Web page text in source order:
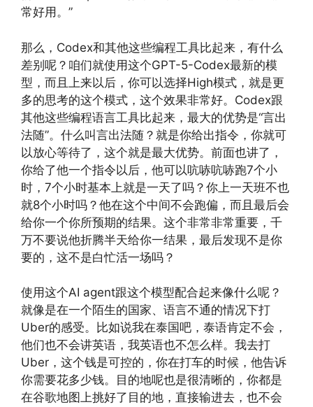
常好用。”
那么，Codex和其他这些编程工具比起来，有什么
差别呢？咱们就使用这个GPT-5-Codex最新的模
型，而且上来以后，你可以选择High模式，就是更
多的思考的这个模式，这个效果非常好。Codex跟
其他这些编程语言工具比起来，最大的优势是“言出
法随”。什么叫言出法随？就是你给出指令，你就可
以放心等待了，这个就是最大优势。前面也讲了，
你给了他一个指令以后，他可以吭哧吭哧跑7个小
时，7个小时基本上就是一天了吗？你上一天班不也
就8个小时吗？他在这个中间不会跑偏，而且最后会
给你一个你所预期的结果。这个非常非常重要，千
万不要说他折腾半天给你一结果，最后发现不是你
要的，这不是白忙活一场吗？
使用这个AI agent跟这个模型配合起来像什么呢？
就像是在一个陌生的国家、语言不通的情况下打
Uber的感受。比如说我在泰国吧，泰语肯定不会，
他们也不会讲英语，我英语也不怎么样。我去打
Uber，这个钱是可控的，你在打车的时候，他告诉
你需要花多少钱。目的地呢也是很清晰的，你都是
在谷歌地图上挑好了目的地，直接输进去，也不会